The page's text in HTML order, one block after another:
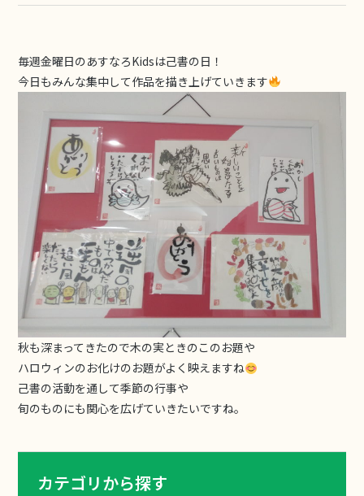
カテゴリから探す
毎週金曜日のあすなろKidsは己書の日！
今日もみんな集中して作品を描き上げていきます
秋も深まってきたので木の実ときのこのお題や
ハロウィンのお化けのお題がよく映えますね
己書の活動を通して季節の行事や
旬のものにも関心を広げていきたいですね。